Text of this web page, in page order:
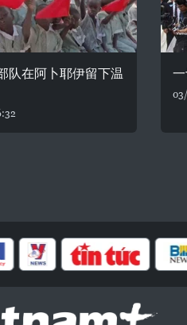
队在阿卜耶伊留下温